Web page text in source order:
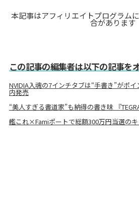
本記事はアフィリエイトプログラム
合があります
この記事の編集者は以下の記事を
NVIDIA入魂の7インチタブは“手書き”がポイ
内発売
“美人すぎる書道家”も納得の書き味 『
艦これ×Famiポートで総額300万円当選の